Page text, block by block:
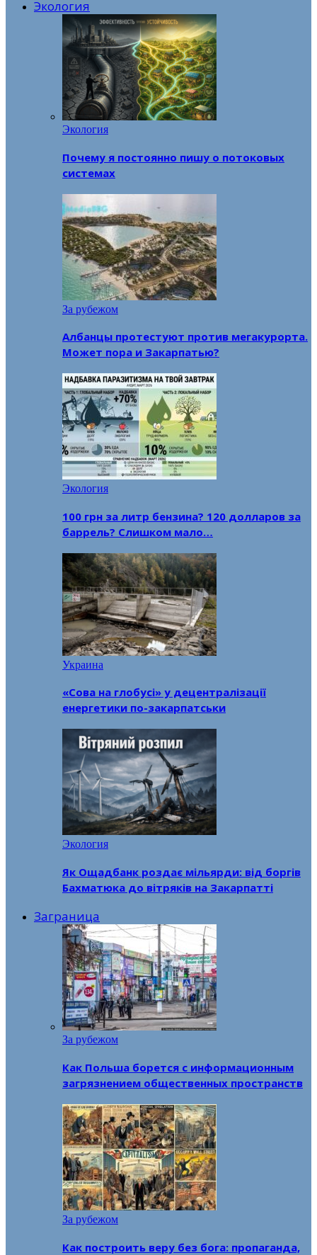
Экология
Экология
Почему я постоянно пишу о потоковых
системах
За рубежом
Албанцы протестуют против мегакурорта.
Может пора и Закарпатью?
Экология
100 грн за литр бензина? 120 долларов за
баррель? Слишком мало…
Украина
«Сова на глобусі» у децентралізації
енергетики по-закарпатськи
Экология
Як Ощадбанк роздає мільярди: від боргів
Бахматюка до вітряків на Закарпатті
Заграница
За рубежом
Как Польша борется с информационным
загрязнением общественных пространств
За рубежом
Как построить веру без бога: пропаганда,